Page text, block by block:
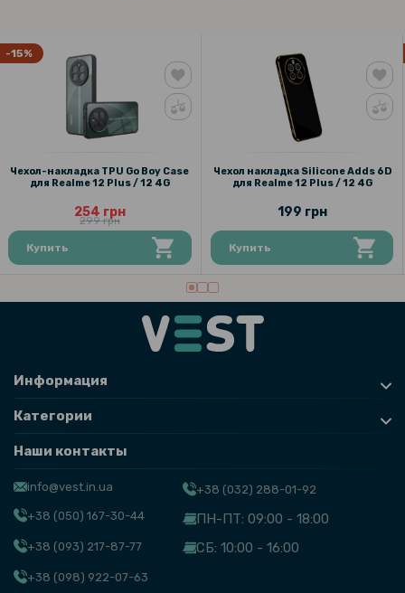
-15%
Чехол-накладка TPU Go Boy Case
для Realme 12 Plus / 12 4G
254 грн
299 грн
Купить
Чехол накладка Silicone Adds 6D
для Realme 12 Plus / 12 4G
199 грн
Купить
Информация
Категории
Наши контакты
info@vest.in.ua
+38 (050) 167-30-44
+38 (093) 217-87-77
+38 (098) 922-07-63
+38 (032) 288-01-92
ПН-ПТ: 09:00 - 18:00
СБ: 10:00 - 16:00